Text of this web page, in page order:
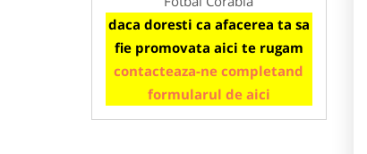
daca doresti ca afacerea ta sa
fie promovata aici te rugam
contacteaza-ne completand
formularul de aici